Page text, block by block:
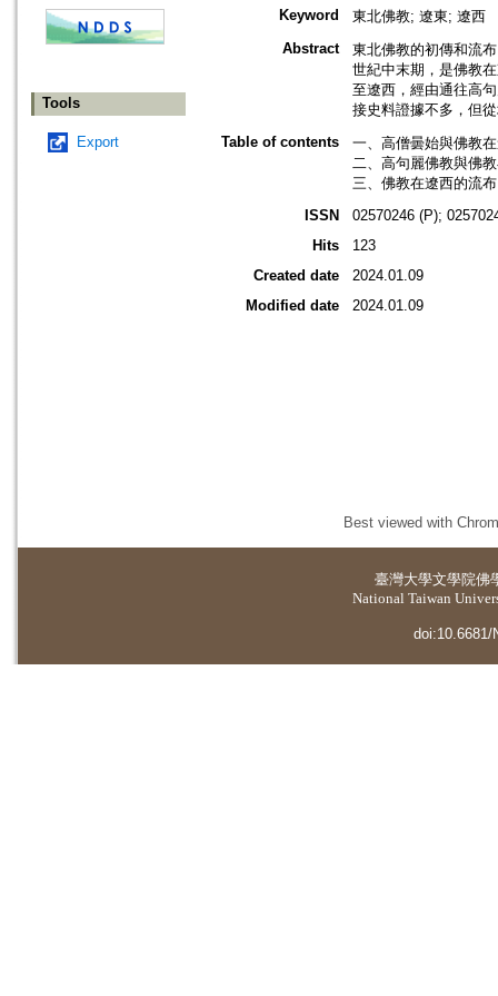
Tools
Export
Keyword
東北佛教; 遼東; 遼西
Abstract
東北佛教的初傳和流
世紀中末期，是佛教
至遼西，經由通往高
接史料證據不多，但
Table of contents
一、高僧曇始與佛教
二、高句麗佛教與佛
三、佛教在遼西的流
ISSN
02570246 (P);
Hits
123
Created date
2024.01.09
Modified date
2024.01.09
Best viewed with
臺灣大學文學院佛
National Taiwan
doi:10.6681/